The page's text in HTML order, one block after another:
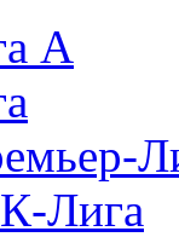
А
Лига